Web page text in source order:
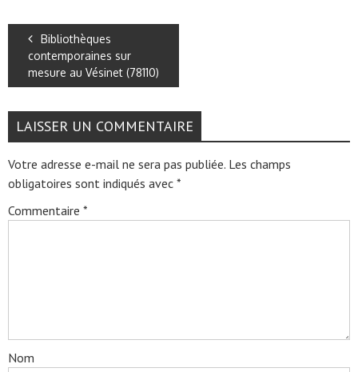
Bibliothèques
contemporaines sur
mesure au Vésinet (78110)
LAISSER UN COMMENTAIRE
Votre adresse e-mail ne sera pas publiée. Les champs
obligatoires sont indiqués avec *
Commentaire *
Nom